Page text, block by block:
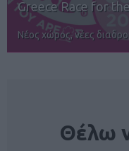
12ος TUI Rhodes
Αγώνες για όλους στην
Θέλω